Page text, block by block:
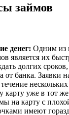
займов
денег: Одним из
является их
долгих
от банка. Заявки
карту уже в тот
на карту с
имеют